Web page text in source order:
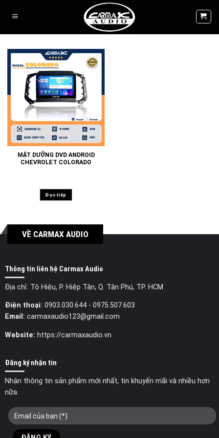
MẶT DƯỠNG DVD ANDROID
CHEVROLET COLORADO
Đọc tiếp
VỀ CARMAX AUDIO
Thông tin liên hệ Carmax Audio
Địa chỉ: Tô Hiệu, P. Hiệp Tân, Q. Tân Phú, TP. HCM
Điện thoại: 0903.030.644- 0975.507.603
Email: carmaxaudio123@gmail.com
Website: https://carmaxaudio.vn
Đăng ký nhận tin
Nhận thông tin sản phẩm mới nhất, tin khuyến mãi và nhiều hơn
nữa.